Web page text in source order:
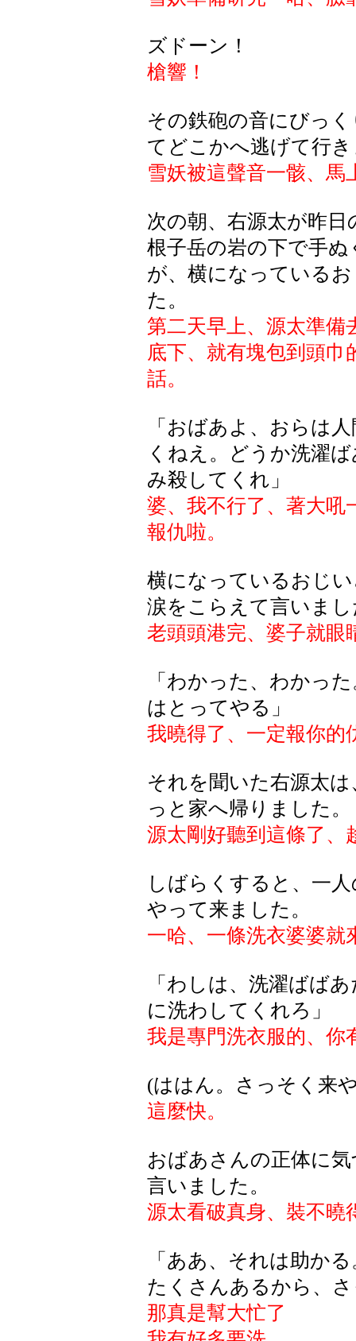
ズドーン！
槍響！
その鉄砲の音にびっ
てどこかへ逃げて行
雪妖被這聲音一骸、馬
次の朝、右源太が昨
根子岳の岩の下で手
が、横になっている
た。
第二天早上、源太準備
底下、就有塊包到頭巾
話。
「おばあよ、おらは
くねえ。どうか洗濯
み殺してくれ」
婆、我不行了、著大吼
報仇啦。
横になっているおじ
涙をこらえて言いま
老頭頭港完、婆子就眼
「わかった、わかっ
はとってやる」
我曉得了、一定報你的
それを聞いた右源太
っと家へ帰りました。
源太剛好聽到這條了、
しばらくすると、一
やって来ました。
一哈、一條洗衣婆婆就
「わしは、洗濯ばば
に洗わしてくれろ」
我是專門洗衣服的、你
(ははん。さっそく来
這麼快。
おばあさんの正体に
言いました。
源太看破真身、裝不曉
「ああ、それは助かる
たくさんあるから、
那真是幫大忙了